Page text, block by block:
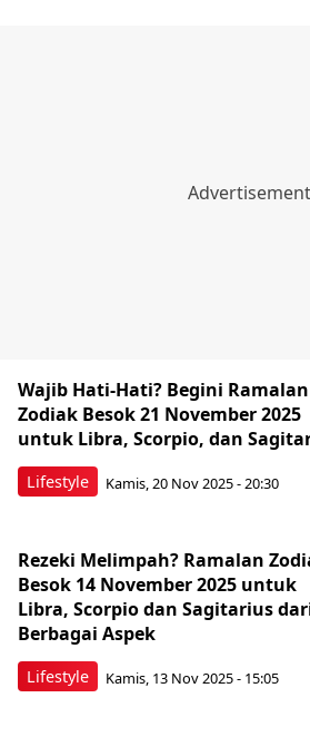
Lifestyle
Wajib Hati-Hati? Begini Ramalan
Zodiak Besok 21 November 2025
untuk Libra, Scorpio, dan
Kamis, 20 Nov 2025 - 20:30
Lifestyle
Rezeki Melimpah? Ramalan
Besok 14 November 2025 untuk
Libra, Scorpio dan Sagitarius
Berbagai Aspek
Kamis, 13 Nov 2025 - 15:05